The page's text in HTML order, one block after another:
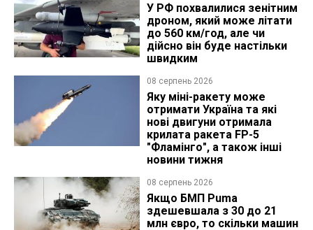
У РФ похвалилися зенітним
дроном, який може літати
до 560 км/год, але чи
дійсно він буде настільки
швидким
08 серпень 2026
Яку міні-ракету може
отримати Україна та які
нові двигуни отримала
крилата ракета FP-5
"Фламінго", а також інші
новини тижня
08 серпень 2026
Якщо БМП Puma
здешевшала з 30 до 21
млн євро, то скільки машин